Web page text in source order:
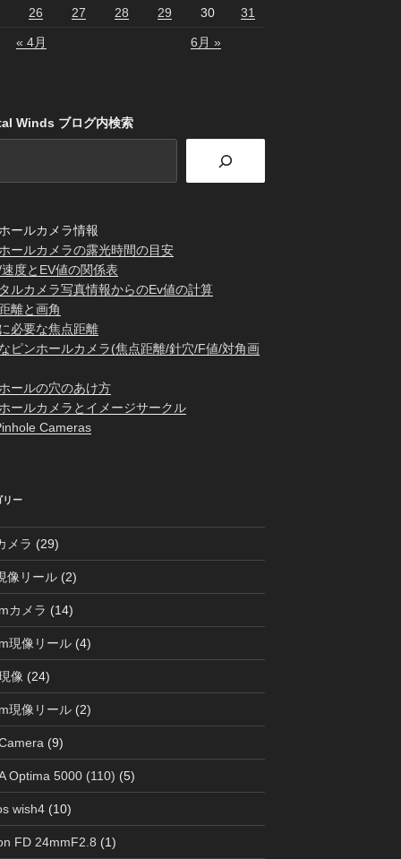
26 27 28 29 30 31
« 4月 6月 »
Winds ブログ内検索
ールカメラ情報
ールカメラの露光時間の目安
度とEV値の関係表
ルカメラ写真情報からのEv値の計算
離と画角
必要な焦点距離
ピンホールカメラ(焦点距離/針穴/F値/対角画
ールの穴のあけ方
ールカメラとイメージサークル
Cameras
リー
メラ (29)
像リール (2)
カメラ (14)
現像リール (4)
像 (24)
現像リール (2)
(9)
Optima 5000 (110) (5)
wish4 (10)
FD 24mmF2.8 (1)